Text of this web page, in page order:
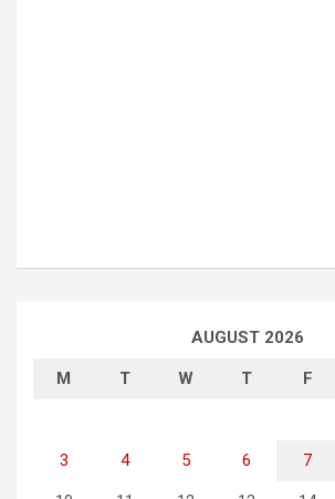
AUGUST 2026
M T W T F
3 4 5 6 7